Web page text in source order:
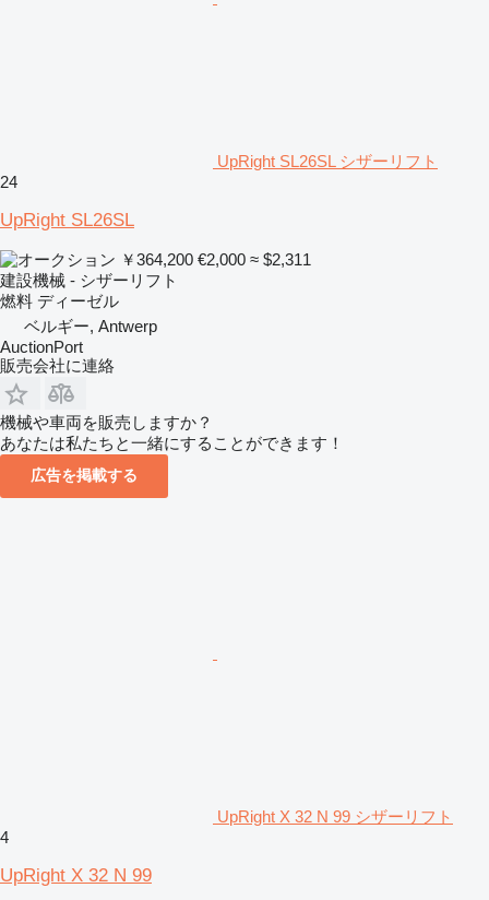
UpRight SL26SL シザーリフト
24
UpRight SL26SL
￥364,200 €2,000 ≈ $2,311
建設機械 - シザーリフト
燃料 ディーゼル
ベルギー, Antwerp
AuctionPort
販売会社に連絡
機械や車両を販売しますか？
あなたは私たちと一緒にすることができます！
広告を掲載する
UpRight X 32 N 99 シザーリフト
4
UpRight X 32 N 99